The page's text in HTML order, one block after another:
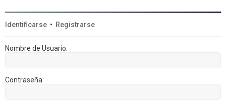
Identificarse • Registrarse
Nombre de Usuario:
Contraseña: